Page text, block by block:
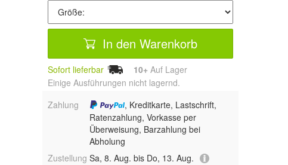
In den Warenkorb
Sofort lieferbar 10+ Auf Lager
Einige Ausführungen nicht lagernd.
Zahlung
, Kreditkarte, Lastschrift,
Ratenzahlung, Vorkasse per
Überweisung, Barzahlung bei
Abholung
Zustellung Sa, 8. Aug. bis Do, 13. Aug.